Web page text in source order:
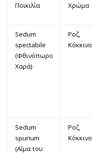
Ποικιλία Χρώμα
Sedum
spectabile
(Φθινόπωρο
Χαρά)
Ροζ,
Κόκκινο
Sedum
spurium
(Αίμα του
Ροζ,
Κόκκινο